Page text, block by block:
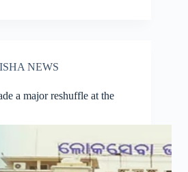
NEWS
a major reshuffle at the